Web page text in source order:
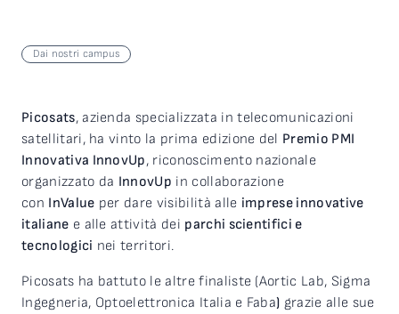
Dai nostri campus
Picosats, azienda specializzata in telecomunicazioni
satellitari, ha vinto la prima edizione del Premio PMI
Innovativa InnovUp, riconoscimento nazionale
organizzato da InnovUp in collaborazione
con InValue per dare visibilità alle imprese innovative
italiane e alle attività dei parchi scientifici e
tecnologici nei territori.
Picosats ha battuto le altre finaliste (Aortic Lab, Sigma
Ingegneria, Optoelettronica Italia e Faba) grazie alle sue